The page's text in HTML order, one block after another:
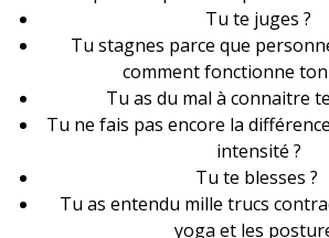
Tu te juges ?
Tu stagnes parce que
comment fonctionne ton
Tu as du mal à connaitre
Tu ne fais pas encore la
intensité ?
Tu te blesses ?
Tu as entendu mille trucs
yoga et les